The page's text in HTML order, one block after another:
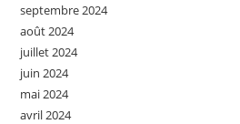
septembre 2024
août 2024
juillet 2024
juin 2024
mai 2024
avril 2024